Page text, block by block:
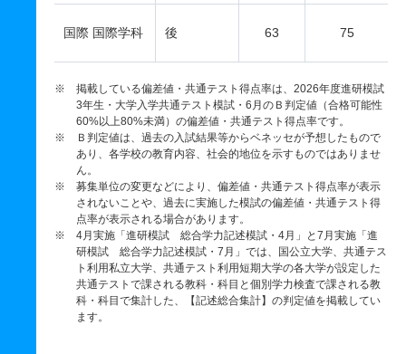
国際 国際学科 後 63 75
※ 掲載している偏差値・共通テスト得点率は、2026年度進研模試
3年生・大学入学共通テスト模試・6月のＢ判定値（合格可能性
60%以上80%未満）の偏差値・共通テスト得点率です。
※ Ｂ判定値は、過去の入試結果等からベネッセが予想したもので
あり、各学校の教育内容、社会的地位を示すものではありませ
ん。
※ 募集単位の変更などにより、偏差値・共通テスト得点率が表示
されないことや、過去に実施した模試の偏差値・共通テスト得
点率が表示される場合があります。
※ 4月実施「進研模試 総合学力記述模試・4月」と7月実施「進
研模試 総合学力記述模試・7月」では、国公立大学、共通テス
ト利用私立大学、共通テスト利用短期大学の各大学が設定した
共通テストで課される教科・科目と個別学力検査で課される教
科・科目で集計した、【記述総合集計】の判定値を掲載してい
ます。